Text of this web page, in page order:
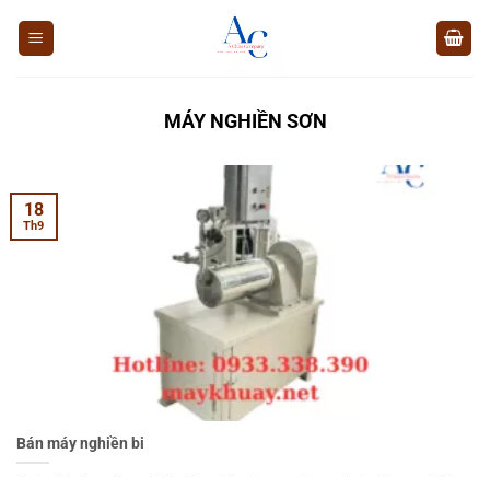
MÁY NGHIỀN SƠN
Bán máy nghiền bi
18
Th9